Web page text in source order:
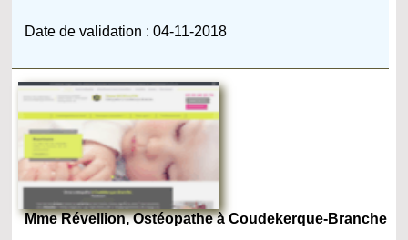
Date de validation : 04-11-2018
Mme Révellion, Ostéopathe à Coudekerque-Branche